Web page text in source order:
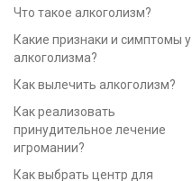
Что такое алкоголизм?
Какие признаки и симптомы у
алкоголизма?
Как вылечить алкоголизм?
Как реализовать
принудительное лечение
игромании?
Как выбрать центр для